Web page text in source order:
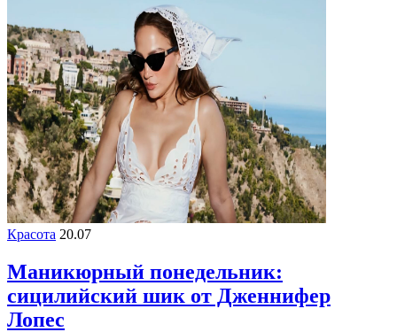
Красота 20.07
Маникюрный понедельник:
сицилийский шик от Дженнифер
Лопес